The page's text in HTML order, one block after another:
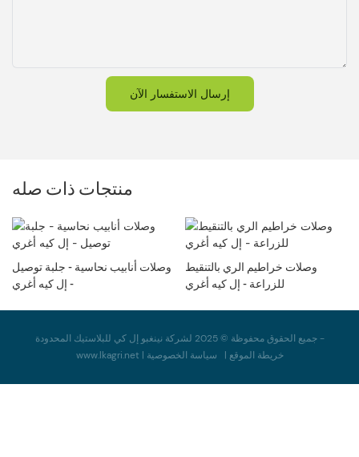
إرسال الاستفسار الآن
منتجات ذات صله
وصلات أنابيب نحاسية - جلبة توصيل
- إل كيه أغري
وصلات خراطيم الري بالتنقيط
للزراعة - إل كيه أغري
جميع الحقوق محفوظة © 2025 لشركة نينغبو إل كي للبلاستيك المحدودة -
www.lkagri.net | خريطة الموقع | سياسة الخصوصية